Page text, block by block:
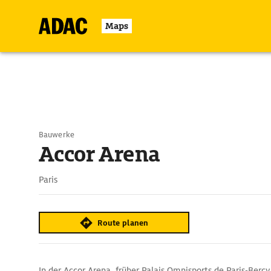
Maps
Bauwerke
Accor Arena
Paris
Route planen